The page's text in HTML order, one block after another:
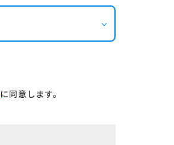
に同意します。